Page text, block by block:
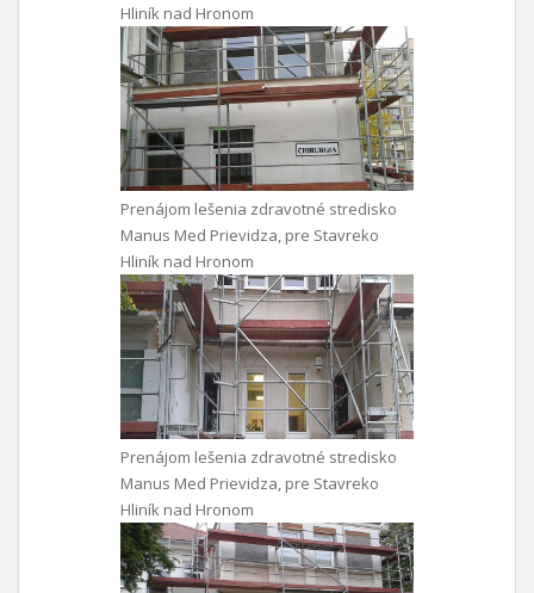
Hliník nad Hronom
Prenájom lešenia zdravotné stredisko
Manus Med Prievidza, pre Stavreko
Hliník nad Hronom
Prenájom lešenia zdravotné stredisko
Manus Med Prievidza, pre Stavreko
Hliník nad Hronom